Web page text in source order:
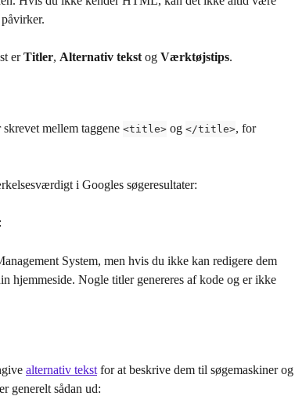
er Titler, Alternativ tekst og Værktøjstips.
skrevet mellem taggene <title> og </title>, for
i Googles søgeresultater:
System, men hvis du ikke kan redigere dem
hjemmeside. Nogle titler genereres af kode og er ikke
alternativ tekst for at beskrive dem til søgemaskiner og
generelt sådan ud: